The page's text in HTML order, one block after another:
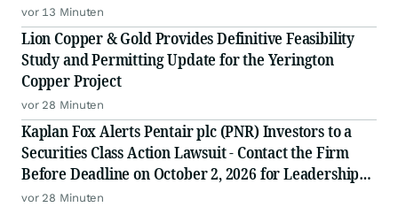
vor 13 Minuten
Lion Copper & Gold Provides Definitive Feasibility
Study and Permitting Update for the Yerington
Copper Project
vor 28 Minuten
Kaplan Fox Alerts Pentair plc (PNR) Investors to a
Securities Class Action Lawsuit - Contact the Firm
Before Deadline on October 2, 2026 for Leadership
Role
vor 28 Minuten